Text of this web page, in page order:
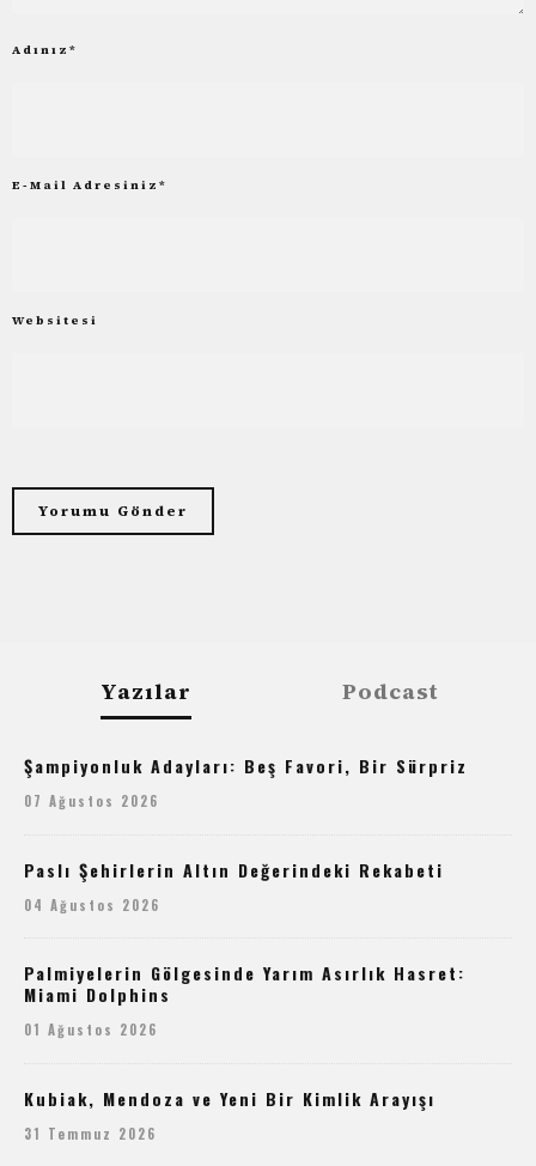
Adınız *
E-Mail Adresiniz *
Websitesi
Yazılar Podcast
Şampiyonluk Adayları: Beş Favori, Bir Sürpriz
07 Ağustos 2026
Paslı Şehirlerin Altın Değerindeki Rekabeti
04 Ağustos 2026
Palmiyelerin Gölgesinde Yarım Asırlık Hasret:
Miami Dolphins
01 Ağustos 2026
Kubiak, Mendoza ve Yeni Bir Kimlik Arayışı
31 Temmuz 2026